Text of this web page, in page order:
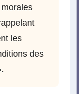
les
des